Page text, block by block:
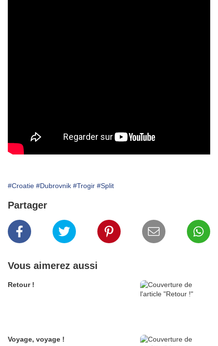
#Croatie #Dubrovnik #Trogir #Split
Partager
Vous aimerez aussi
Retour !
Voyage, voyage !